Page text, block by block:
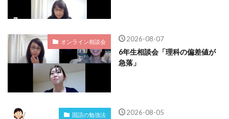
オンライン相談会 2026-08-07
6年生相談会「理科の偏差値が
急落」
国語の勉強法 2026-08-05